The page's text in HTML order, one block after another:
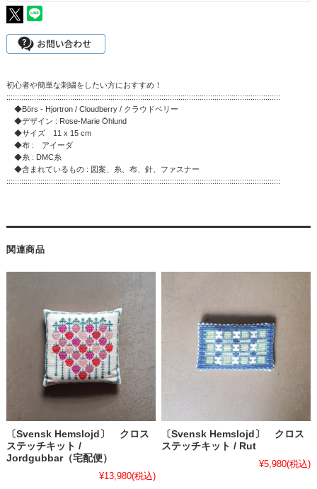
初心者や簡単な刺繍をしたい方におすすめ！
:::::::::::::::::::::::::::::::::::::::::::::::::::::::::::::::::::::::::::::::::::::::::::::::::::::::::::::::::::::::::::::::::
◆Börs - Hjortron / Cloudberry / クラウドベリー
◆デザイン : Rose-Marie Öhlund
◆サイズ 11 x 15 cm
◆布 : アイーダ
◆糸 : DMC糸
◆含まれているもの : 図案、糸、布、針、ファスナー
:::::::::::::::::::::::::::::::::::::::::::::::::::::::::::::::::::::::::::::::::::::::::::::::::::::::::::::::::::::::::::::::::
関連商品
〔Svensk Hemslojd〕 クロス
ステッチキット /
Jordgubbar（宅配便）
¥13,980(税込)
〔Svensk Hemslojd〕 クロス
ステッチキット / Rut
¥5,980(税込)